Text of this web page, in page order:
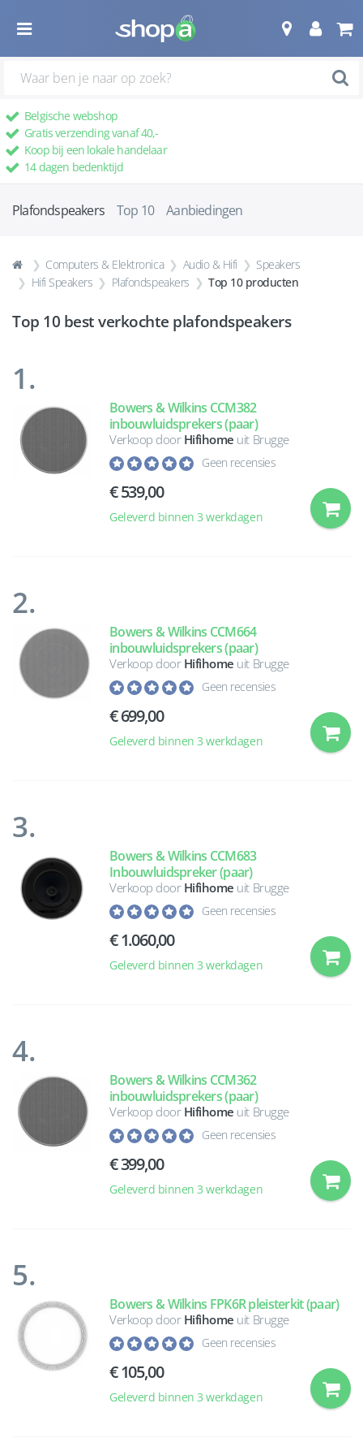
Belgische webshop
Gratis verzending vanaf 40,-
Koop bij een lokale handelaar
14 dagen bedenktijd
Plafondspeakers Top 10 Aanbiedingen
Computers & Elektronica Audio & Hifi
Speakers
Hifi Speakers
Plafondspeakers Top 10 producten
Top 10 best verkochte plafondspeakers
1.
Bowers & Wilkins CCM382
inbouwluidsprekers (paar)
Verkoop door Hifihome uit Brugge
Geen recensies
€ 539,00
Geleverd binnen 3 werkdagen
2.
Bowers & Wilkins CCM664
inbouwluidsprekers (paar)
Verkoop door Hifihome uit Brugge
Geen recensies
€ 699,00
Geleverd binnen 3 werkdagen
3.
Bowers & Wilkins CCM683
Inbouwluidspreker (paar)
Verkoop door Hifihome uit Brugge
Geen recensies
€ 1.060,00
Geleverd binnen 3 werkdagen
4.
Bowers & Wilkins CCM362
inbouwluidsprekers (paar)
Verkoop door Hifihome uit Brugge
Geen recensies
€ 399,00
Geleverd binnen 3 werkdagen
5.
Bowers & Wilkins FPK6R pleisterkit (paar)
Verkoop door Hifihome uit Brugge
Geen recensies
€ 105,00
Geleverd binnen 3 werkdagen